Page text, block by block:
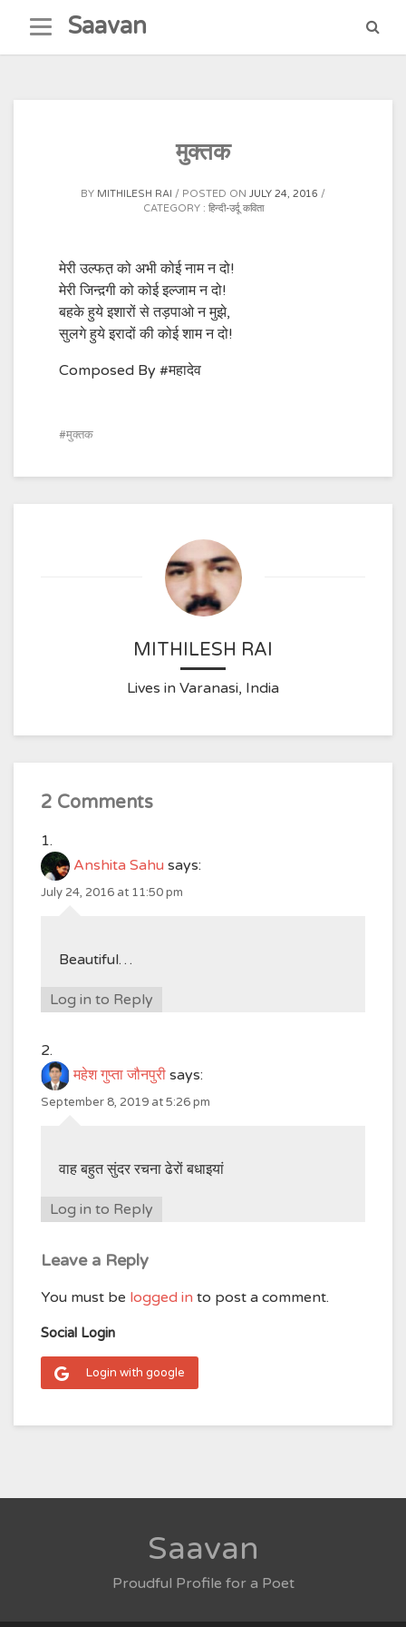
content
Saavan
मुक्तक
BY MITHILESH RAI POSTED ON JULY 24, 2016
CATEGORY : हिन्दी-उर्दू कविता
मेरी उल्फत़ को अभी कोई नाम न दो!
मेरी जिन्द़गी को कोई इल्जाम न दो!
बहके हुये इशारों से तड़पाओ न मुझे,
सुलगे हुये इरादों की कोई शाम न दो!
Composed By #महादेव
मुक्तक
MITHILESH RAI
Lives in Varanasi, India
2 Comments
Anshita Sahu says:
July 24, 2016 at 11:50 pm
Beautiful…
Log in to Reply
महेश गुप्ता जौनपुरी says:
September 8, 2019 at 5:26 pm
वाह बहुत सुंदर रचना ढेरों बधाइयां
Log in to Reply
Leave a Reply
You must be logged in to post a comment.
Social Login
Login with google
Saavan
Proudful Profile for a Poet